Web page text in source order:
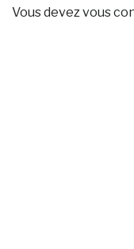
Vous devezvous